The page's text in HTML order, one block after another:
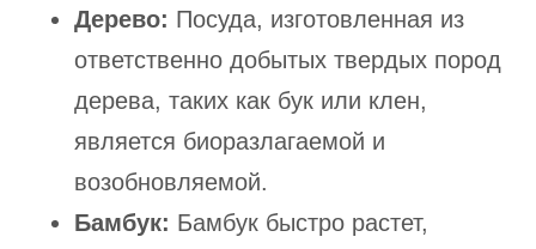
Дерево: Посуда, изготовленная из
ответственно добытых твердых пород
дерева, таких как бук или клен,
является биоразлагаемой и
возобновляемой.
Бамбук: Бамбук быстро растет,